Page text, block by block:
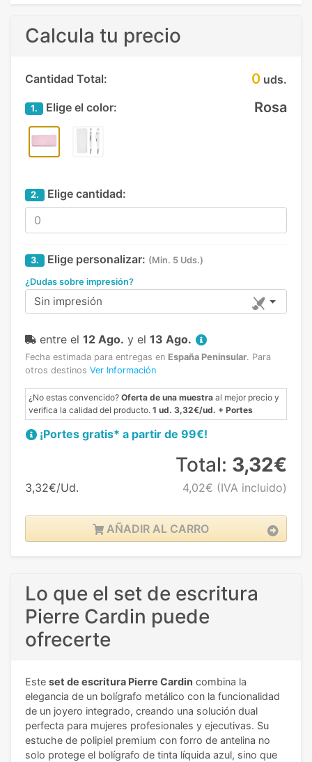
Calcula tu precio
Cantidad Total: 0 uds.
1. Elige el color: Rosa
2. Elige cantidad:
3. Elige personalizar: (Min. 5 Uds.)
¿Dudas sobre impresión?
Sin impresión
entre el 12 Ago. y el 13 Ago.
Fecha estimada para entregas en España Peninsular. Para
otros destinos Ver Información
¿No estas convencido? Oferta de una muestra al mejor precio y
verifica la calidad del producto. 1 ud. 3,32€/ud. + Portes
¡Portes gratis* a partir de 99€!
3,32€/Ud.
Total: 3,32€
4,02€ (IVA incluido)
AÑADIR AL CARRO
Lo que el set de escritura
Pierre Cardin puede
ofrecerte
Este set de escritura Pierre Cardin combina la
elegancia de un bolígrafo metálico con la funcionalidad
de un joyero integrado, creando una solución dual
perfecta para mujeres profesionales y ejecutivas. Su
estuche de polipiel premium con forro de antelina no
solo protege el bolígrafo de tinta líquida azul, sino que